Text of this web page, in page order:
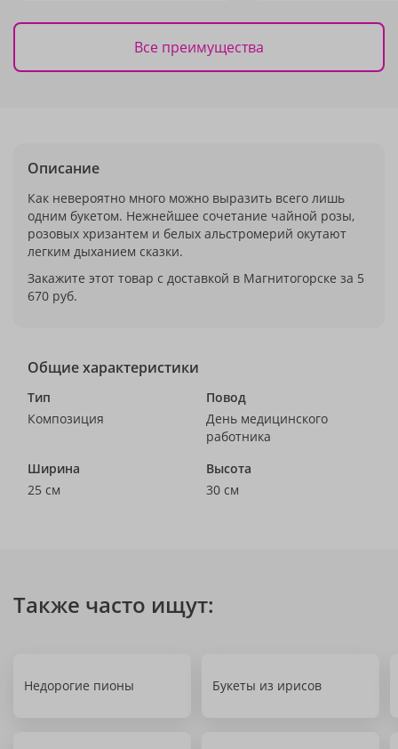
Все преимущества
Описание
Как невероятно много можно выразить всего лишь
одним букетом. Нежнейшее сочетание чайной розы,
розовых хризантем и белых альстромерий окутают
легким дыханием сказки.
Закажите этот товар с доставкой в Магнитогорске за 5
670 руб.
Общие характеристики
Тип
Композиция
Повод
День медицинского
работника
Ширина
25 см
Высота
30 см
Также часто ищут:
Недорогие пионы Букеты из ирисов